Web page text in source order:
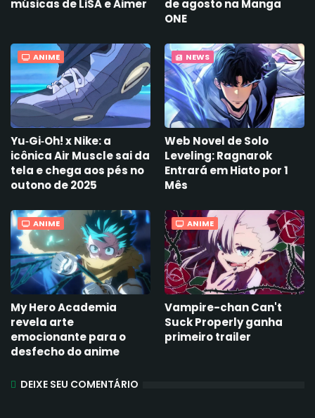
músicas de LiSA e Aimer
de agosto na Manga
ONE
ANIME
Yu‑Gi‑Oh! x Nike: a
icônica Air Muscle sai da
tela e chega aos pés no
outono de 2025
NEWS
Web Novel de Solo
Leveling: Ragnarok
Entrará em Hiato por 1
Mês
ANIME
My Hero Academia
revela arte
emocionante para o
desfecho do anime
ANIME
Vampire-chan Can't
Suck Properly ganha
primeiro trailer
DEIXE SEU COMENTÁRIO